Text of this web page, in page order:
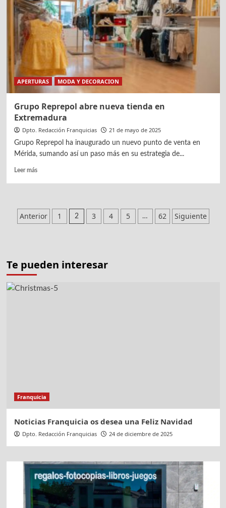
con
nuevas
aperturas
APERTURAS MODA Y DECORACION
Grupo Reprepol abre nueva tienda en
Extremadura
Dpto. Redacción Franquicias 21 de mayo de 2025
Grupo Reprepol ha inaugurado un nuevo punto de venta en
Mérida, sumando así un paso más en su estrategia de...
Leer másLeer
abre
Paginación
Anterior 1 2 3 4 5 … 62 Siguiente
Te pueden interesar
Franquicia
Noticias Franquicia os desea una Feliz Navidad
Dpto. Redacción Franquicias 24 de diciembre de 2025